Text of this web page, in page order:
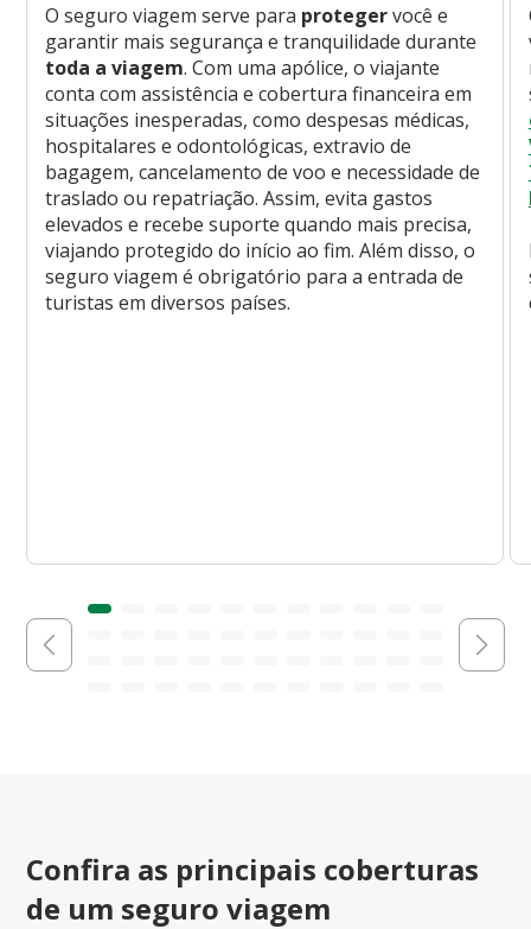
O seguro viagem serve para protegervocê e
garantir mais segurança e tranquilidade durante
toda a viagem. Com uma apólice, o viajante
conta com assistência e cobertura financeira em
situações inesperadas, como despesas médicas,
hospitalares e odontológicas, extravio de
bagagem, cancelamento de voo e necessidade de
traslado ou repatriação. Assim, evita gastos
elevados e recebe suporte quando mais precisa,
viajando protegido do início ao fim. Além disso, o
seguro viagem é obrigatório para a entrada de
turistas em diversos países.
Confira as principais coberturas
de um seguro viagem